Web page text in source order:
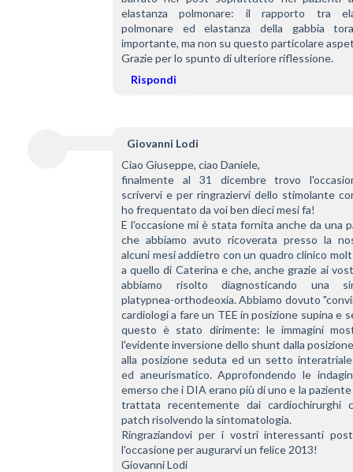
elastanza polmonare: il rapporto tra
polmonare ed elastanza della gabbia
importante, ma non su questo particolare
Grazie per lo spunto di ulteriore riflessione.
Rispondi
Giovanni Lodi
Ciao Giuseppe, ciao Daniele,
finalmente al 31 dicembre trovo
scrivervi e per ringraziervi dello stimolante
ho frequentato da voi ben dieci mesi fa!
E l'occasione mi è stata fornita anche da una
che abbiamo avuto ricoverata presso la
alcuni mesi addietro con un quadro clinico
a quello di Caterina e che, anche grazie ai
abbiamo risolto diagnosticando una
platypnea-orthodeoxia. Abbiamo dovuto
cardiologi a fare un TEE in posizione supina e
questo è stato dirimente: le immagini
l'evidente inversione dello shunt dalla
alla posizione seduta ed un setto
ed aneurismatico. Approfondendo le
emerso che i DIA erano più di uno e la
trattata recentemente dai cardiochirurghi
patch risolvendo la sintomatologia.
Ringraziandovi per i vostri interessanti
l'occasione per augurarvi un felice 2013!
Giovanni Lodi